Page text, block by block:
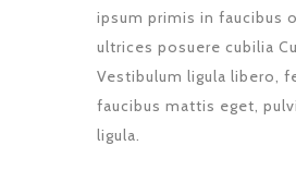
ipsum primis in faucibus
ultrices posuere cubilia
Vestibulum ligula libero,
faucibus mattis eget,
ligula.